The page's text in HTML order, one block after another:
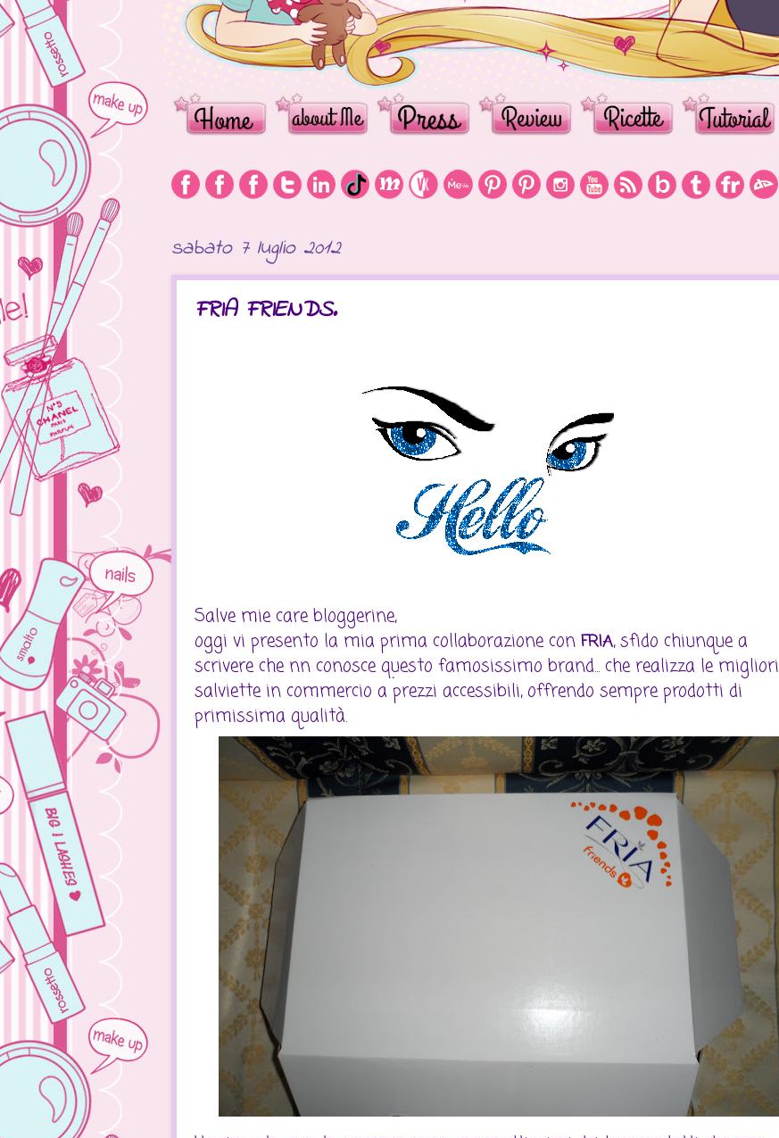
sabato 7 luglio 2012
FRIA FRIENDS.
Salve mie care bloggerine,
oggi vi presento la mia prima collaborazione con FRIA, sfido chiunque a
scrivere che nn conosce questo famosissimo brand... che realizza le migliori
salviette in commercio a prezzi accessibili, offrendo sempre prodotti di
primissima qualità.